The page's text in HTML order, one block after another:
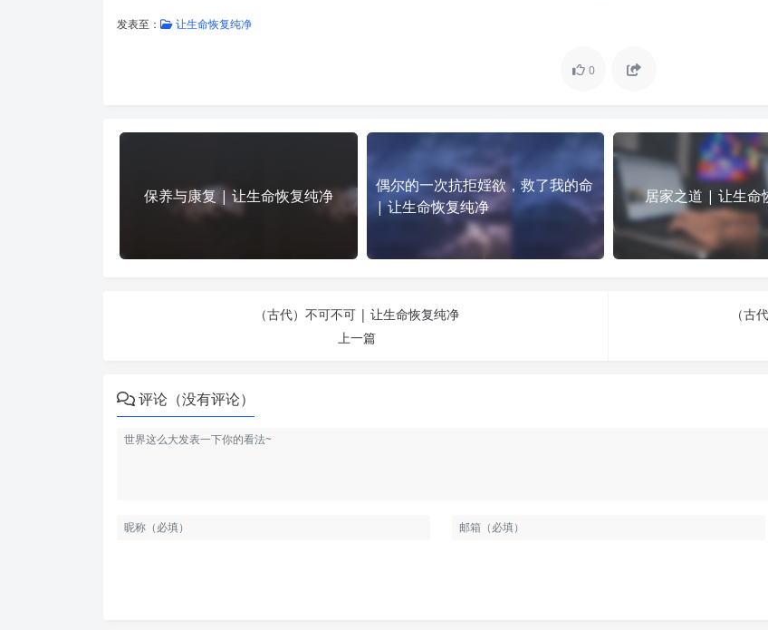
发表至： 让生命恢复纯净
0
保养与康复 | 让生命恢复纯净
偶尔的一次抗拒婬欲，救了我的命
| 让生命恢复纯净
居家之道 | 让生命
（古代）不可不可 | 让生命恢复纯净
上一篇
（古
评论（没有评论）